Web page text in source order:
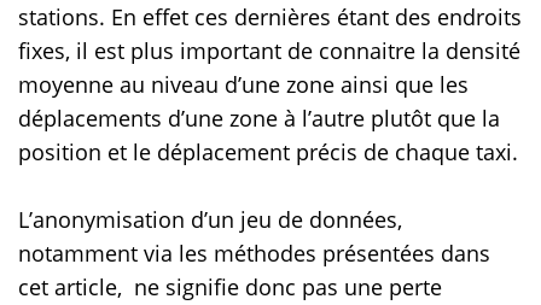
stations. En effet ces dernières étant des endroits
fixes, il est plus important de connaitre la densité
moyenne au niveau d’une zone ainsi que les
déplacements d’une zone à l’autre plutôt que la
position et le déplacement précis de chaque taxi.
L’anonymisation d’un jeu de données,
notamment via les méthodes présentées dans
cet article, ne signifie donc pas une perte